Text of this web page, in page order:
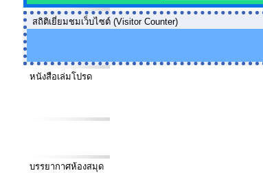
สถิติเยี่ยมชมเว็บไซต์ (Visitor Counter)
หนังสือเล่มโปรด
บรรยากาศห้องสมุด